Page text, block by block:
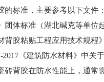
标准，主要参考以下文件：
体标准（湖北碱克等单位起
胶粘贴工程应用技术规程》
《建筑防水材料》中关
背胶在防水性能上，通常